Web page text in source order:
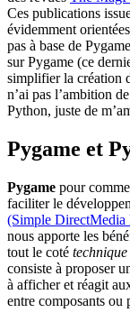
Ces publications
évidemment
pas à base de
sur Pygame (ce
simplifier la création
n’ai pas l’ambition
Python, juste de
Pygame et
Pygame pour
faciliter le
(Simple DirectMedia
nous apporte les
tout le coté technique
consiste à proposer
à afficher et réagit
entre composants ou